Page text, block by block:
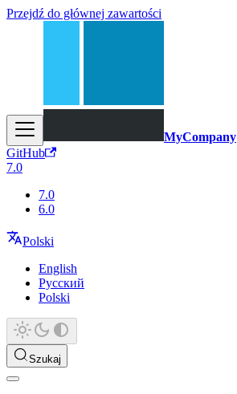
Przejdź do głównej zawartości
MyCompany
GitHub
7.0
7.0
6.0
Polski
English
Русский
Polski
Szukaj